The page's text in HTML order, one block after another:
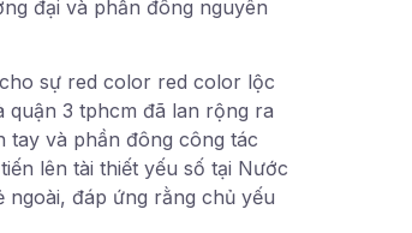
đại và phần đông nguyên
sự red color red color lộc
quận 3 tphcm đã lan rộng ra
tay và phần đông công tác
lên tài thiết yếu số tại Nước
đáp ứng rằng chủ yếu